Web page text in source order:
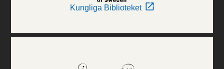
Kungliga Biblioteket